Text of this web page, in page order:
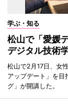
学ぶ・知る
松山で「愛媛
デジタル技術
松山で2月17日、女
アップデート」を目
グ」が開講した。